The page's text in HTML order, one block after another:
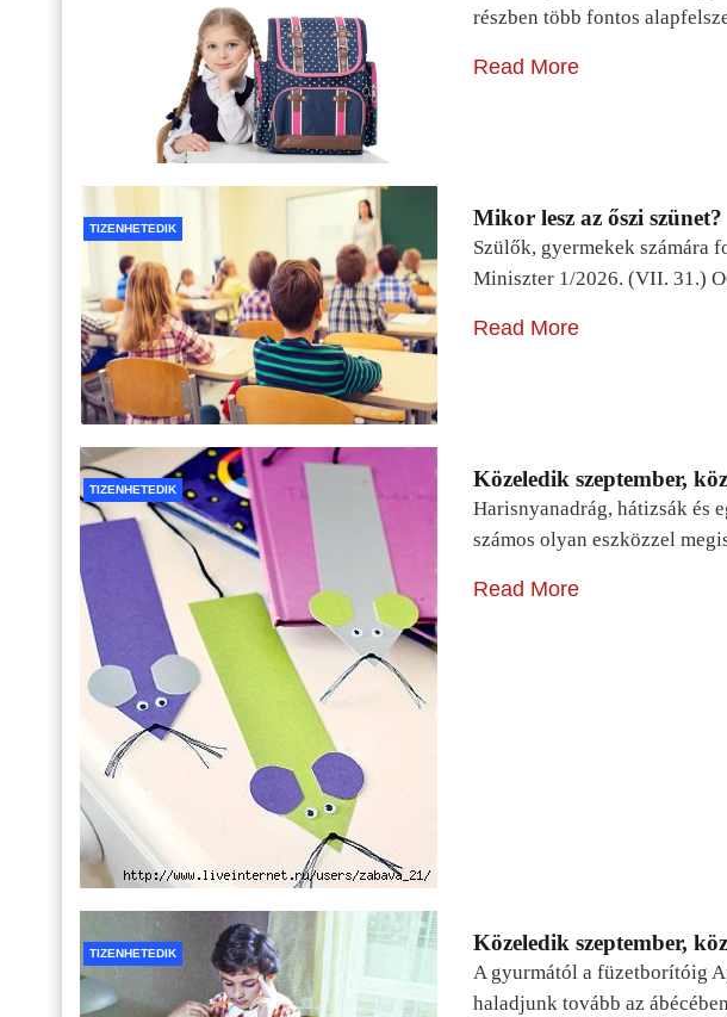
részben több fontos
Read More
TIZENHETEDIK Mikor lesz az őszi szünet?
Szülők, gyermekek számára
Miniszter 1/2026. (VII. 31.)
Read More
TIZENHETEDIK Közeledik szeptember,
Harisnyanadrág, hátizsák és
számos olyan eszközzel
Read More
TIZENHETEDIK Közeledik szeptember,
A gyurmától a füzetborítóig
haladjunk tovább az